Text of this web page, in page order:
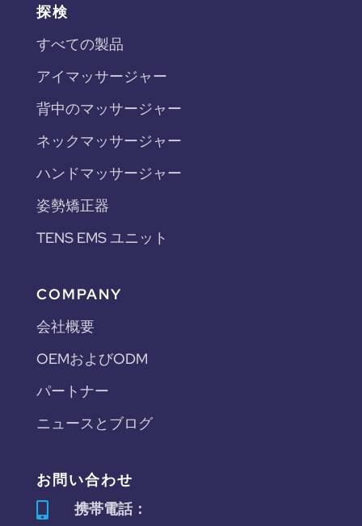
探検
すべての製品
アイマッサージャー
背中のマッサージャー
ネックマッサージャー
ハンドマッサージャー
姿勢矯正器
TENS EMS ユニット
COMPANY
会社概要
OEMおよびODM
パートナー
ニュースとブログ
お問い合わせ
携帯電話：